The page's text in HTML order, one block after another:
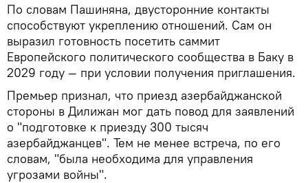
По словам Пашиняна, двусторонние контакты
способствуют укреплению отношений. Сам он
выразил готовность посетить саммит
Европейского политического сообщества в Баку в
2029 году — при условии получения приглашения.
Премьер признал, что приезд азербайджанской
стороны в Дилижан мог дать повод для заявлений
о "подготовке к приезду 300 тысяч
азербайджанцев". Тем не менее встреча, по его
словам, "была необходима для управления
угрозами войны".